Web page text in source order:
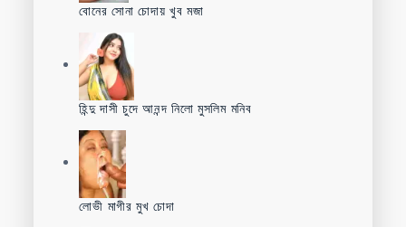
বোনের সোনা চোদায় খুব মজা
হিন্দু দাসী চুদে আনন্দ নিলো মুসলিম মনিব
লোভী মাগীর মুখ চোদা